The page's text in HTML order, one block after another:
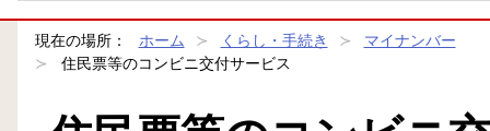
現在の場所： ホーム くらし・手続き
マイナンバー
住民票等のコンビニ交付サービス